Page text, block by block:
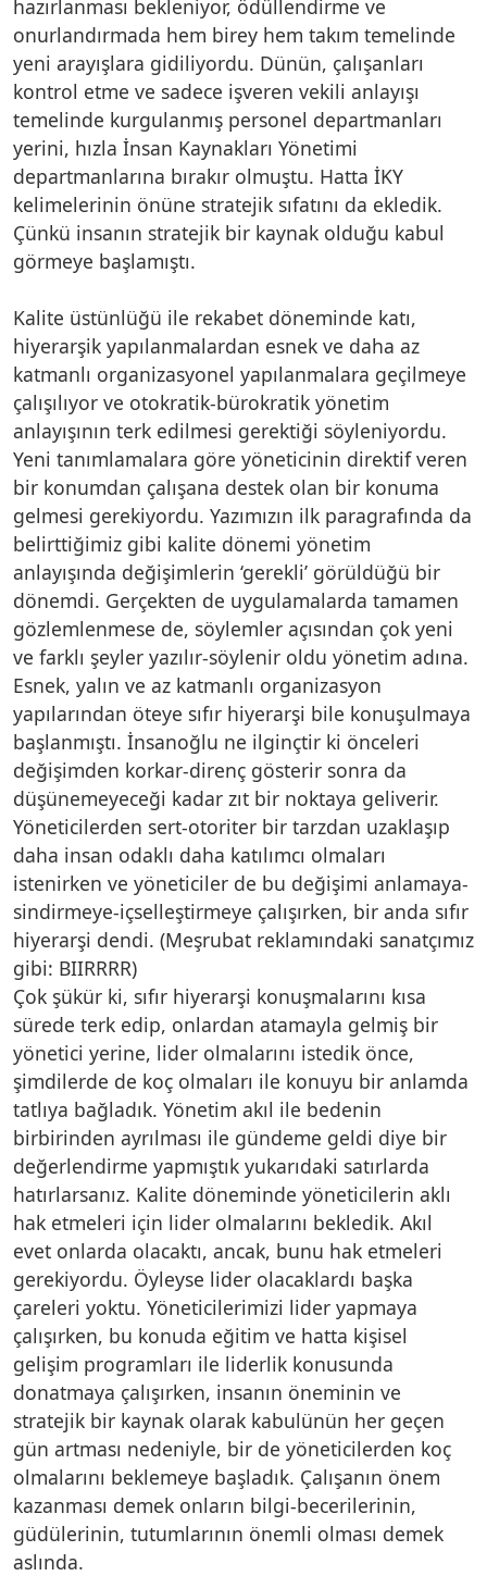
hazırlanması bekleniyor, ödüllendirme ve
onurlandırmada hem birey hem takım temelinde
yeni arayışlara gidiliyordu. Dünün, çalışanları
kontrol etme ve sadece işveren vekili anlayışı
temelinde kurgulanmış personel departmanları
yerini, hızla İnsan Kaynakları Yönetimi
departmanlarına bırakır olmuştu. Hatta İKY
kelimelerinin önüne stratejik sıfatını da ekledik.
Çünkü insanın stratejik bir kaynak olduğu kabul
görmeye başlamıştı.
Kalite üstünlüğü ile rekabet döneminde katı,
hiyerarşik yapılanmalardan esnek ve daha az
katmanlı organizasyonel yapılanmalara geçilmeye
çalışılıyor ve otokratik-bürokratik yönetim
anlayışının terk edilmesi gerektiği söyleniyordu.
Yeni tanımlamalara göre yöneticinin direktif veren
bir konumdan çalışana destek olan bir konuma
gelmesi gerekiyordu. Yazımızın ilk paragrafında da
belirttiğimiz gibi kalite dönemi yönetim
anlayışında değişimlerin ‘gerekli’ görüldüğü bir
dönemdi. Gerçekten de uygulamalarda tamamen
gözlemlenmese de, söylemler açısından çok yeni
ve farklı şeyler yazılır-söylenir oldu yönetim adına.
Esnek, yalın ve az katmanlı organizasyon
yapılarından öteye sıfır hiyerarşi bile konuşulmaya
başlanmıştı. İnsanoğlu ne ilginçtir ki önceleri
değişimden korkar-direnç gösterir sonra da
düşünemeyeceği kadar zıt bir noktaya geliverir.
Yöneticilerden sert-otoriter bir tarzdan uzaklaşıp
daha insan odaklı daha katılımcı olmaları
istenirken ve yöneticiler de bu değişimi anlamaya-
sindirmeye-içselleştirmeye çalışırken, bir anda sıfır
hiyerarşi dendi. (Meşrubat reklamındaki sanatçımız
gibi: BIIRRRR)
Çok şükür ki, sıfır hiyerarşi konuşmalarını kısa
sürede terk edip, onlardan atamayla gelmiş bir
yönetici yerine, lider olmalarını istedik önce,
şimdilerde de koç olmaları ile konuyu bir anlamda
tatlıya bağladık. Yönetim akıl ile bedenin
birbirinden ayrılması ile gündeme geldi diye bir
değerlendirme yapmıştık yukarıdaki satırlarda
hatırlarsanız. Kalite döneminde yöneticilerin aklı
hak etmeleri için lider olmalarını bekledik. Akıl
evet onlarda olacaktı, ancak, bunu hak etmeleri
gerekiyordu. Öyleyse lider olacaklardı başka
çareleri yoktu. Yöneticilerimizi lider yapmaya
çalışırken, bu konuda eğitim ve hatta kişisel
gelişim programları ile liderlik konusunda
donatmaya çalışırken, insanın öneminin ve
stratejik bir kaynak olarak kabulünün her geçen
gün artması nedeniyle, bir de yöneticilerden koç
olmalarını beklemeye başladık. Çalışanın önem
kazanması demek onların bilgi-becerilerinin,
güdülerinin, tutumlarının önemli olması demek
aslında.